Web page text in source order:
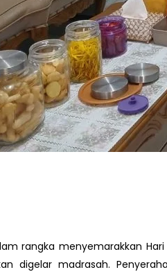
rangka menyemarakkan
digelar madrasah.